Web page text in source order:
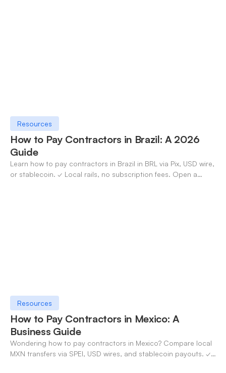
Resources
How to Pay Contractors in Brazil: A 2026
Guide
Learn how to pay contractors in Brazil in BRL via Pix, USD wire,
or stablecoin. ✓ Local rails, no subscription fees. Open a
Resources
How to Pay Contractors in Mexico: A
Business Guide
Wondering how to pay contractors in Mexico? Compare local
MXN transfers via SPEI, USD wires, and stablecoin payouts. ✓